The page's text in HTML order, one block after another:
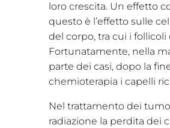
loro crescita. Un effetto
questo è l’effetto sulle
del corpo, tra cui i follicoli
Fortunatamente, nella
parte dei casi, dopo la
chemioterapia i capelli
Nel trattamento dei
radiazione la perdita dei